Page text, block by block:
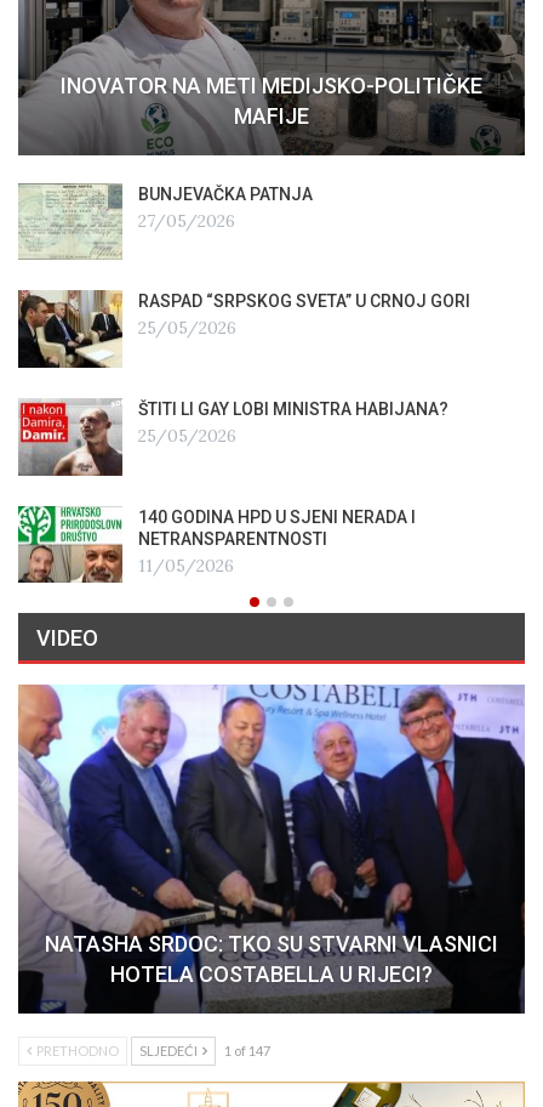
INOVATOR NA METI MEDIJSKO-POLITIČKE
MAFIJE
BUNJEVAČKA PATNJA
27/05/2026
RASPAD “SRPSKOG SVETA” U CRNOJ GORI
25/05/2026
ŠTITI LI GAY LOBI MINISTRA HABIJANA?
25/05/2026
140 GODINA HPD U SJENI NERADA I
NETRANSPARENTNOSTI
11/05/2026
VIDEO
NATASHA SRDOC: TKO SU STVARNI VLASNICI
HOTELA COSTABELLA U RIJECI?
PRETHODNO SLJEDEĆI 1 of 147